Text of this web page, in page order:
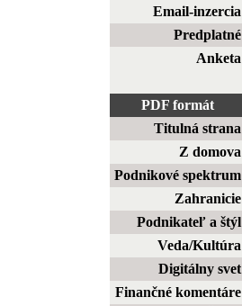
Email-inzercia
Predplatné
Anketa
PDF formát
Titulná strana
Z domova
Podnikové spektrum
Zahranicie
Podnikateľ a štýl
Veda/Kultúra
Digitálny svet
Finančné komentáre